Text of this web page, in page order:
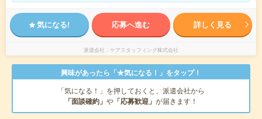
気になる! 応募へ進む 詳しく見る
派遣会社 ケアスタッフィング株式会社
興味があったら「★気になる！」をタップ！
「気になる！」を押しておくと、派遣会社から
「面談確約」 や 「応募歓迎」 が届きます！